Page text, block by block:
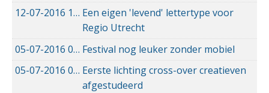
12-07-2016 12-07-2016 19:51
Een eigen 'levend' lettertype voor
Regio Utrecht
05-07-2016 05-07-2016 13:32
Festival nog leuker zonder mobiel
05-07-2016 05-07-2016 13:13
Eerste lichting cross-over creatieven
afgestudeerd